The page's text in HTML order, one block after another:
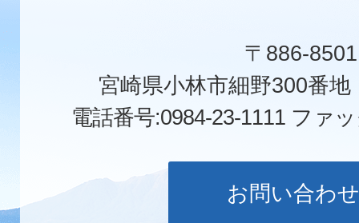
〒886-8501
宮崎県小林市細野300番
電話番号:0984-23-1111 ファ
お問い合わせ